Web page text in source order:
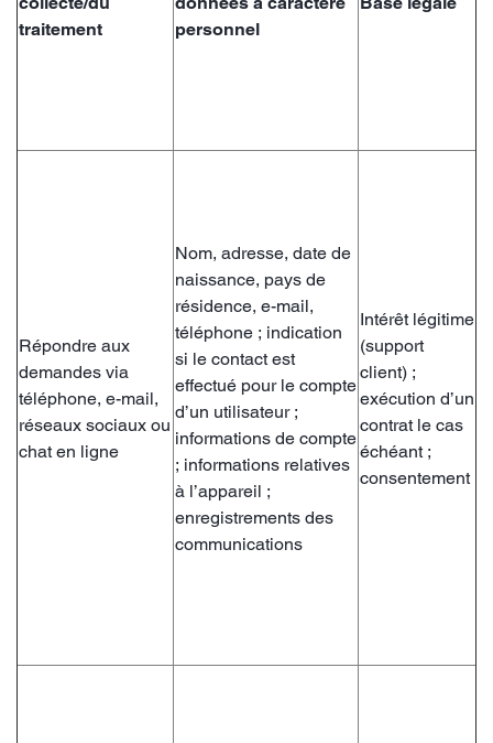
traitement
personnel
Répondre aux
demandes via
téléphone, e-mail,
réseaux sociaux ou
chat en ligne
Nom, adresse, date de
naissance, pays de
résidence, e-mail,
téléphone ; indication
si le contact est
effectué pour le compte
d’un utilisateur ;
informations de compte
; informations relatives
à l’appareil ;
enregistrements des
communications
Intérêt légitime
(support
client) ;
exécution d’un
contrat le cas
échéant ;
consentement